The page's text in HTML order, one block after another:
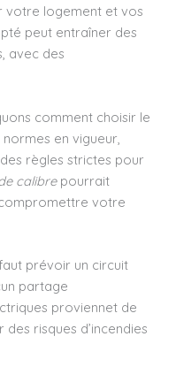
votre logement et vos
peut entraîner des
avec des
comment choisir le
en vigueur,
règles strictes pour
calibrepourrait
votre
prévoir un circuit
partage
proviennet de
risques d’incendies